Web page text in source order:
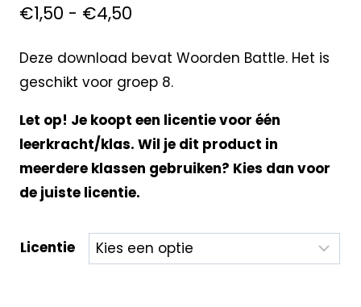
€1,50 - €4,50
Deze download bevat Woorden Battle. Het is
geschikt voor groep 8.
Let op! Je koopt een licentie voor één
leerkracht/klas. Wil je dit product in
meerdere klassen gebruiken? Kies dan voor
de juiste licentie.
Licentie